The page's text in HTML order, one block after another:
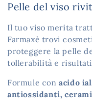
l
l
e
i
Pelle del viso
Il tuo viso merita
Farmaxè trovi
proteggere la pelle
tollerabilità e
Formule conacido
antiossidanti,